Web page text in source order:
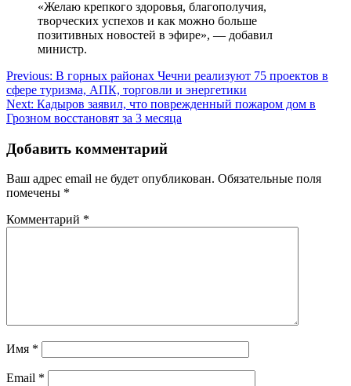
«Желаю крепкого здоровья, благополучия,
творческих успехов и как можно больше
позитивных новостей в эфире», — добавил
министр.
Навигация
по
записям
Previous: В горных районах Чечни реализуют 75 проектов в
сфере туризма, АПК, торговли и энергетики
Next: Кадыров заявил, что поврежденный пожаром дом в
Грозном восстановят за 3 месяца
Добавить комментарий
Ваш адрес email не будет опубликован. Обязательные поля
помечены *
Комментарий *
Имя *
Email *